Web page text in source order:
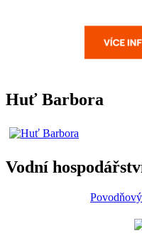
Huť Barbora
Vodní